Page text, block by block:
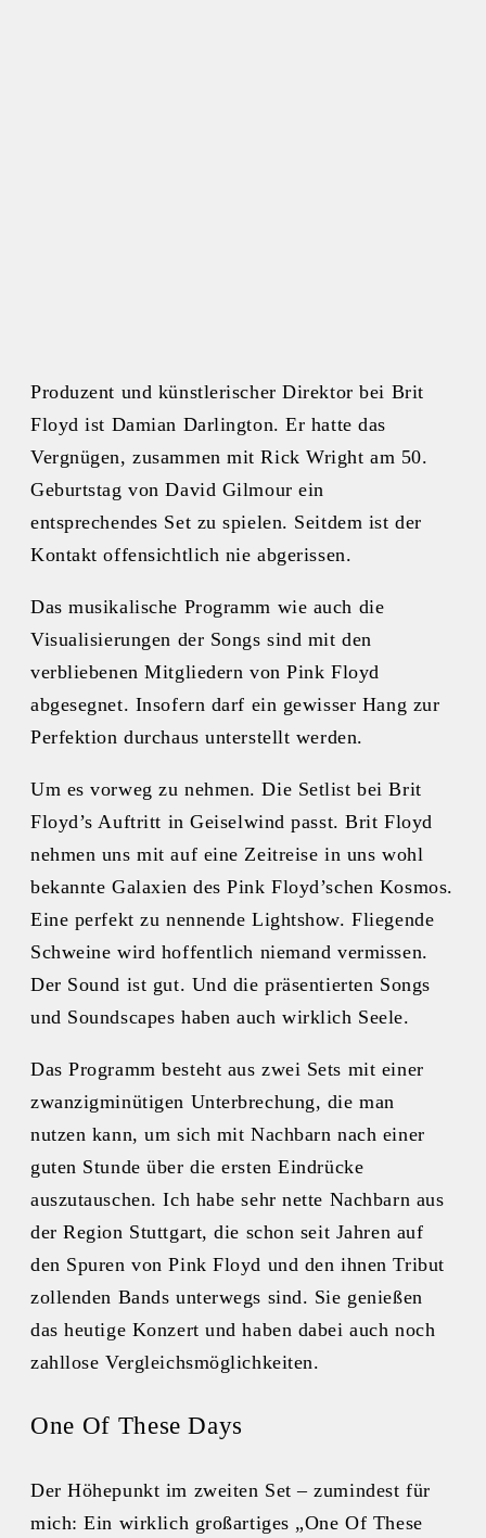
Produzent und künstlerischer Direktor bei Brit
Floyd ist Damian Darlington. Er hatte das
Vergnügen, zusammen mit Rick Wright am 50.
Geburtstag von David Gilmour ein
entsprechendes Set zu spielen. Seitdem ist der
Kontakt offensichtlich nie abgerissen.
Das musikalische Programm wie auch die
Visualisierungen der Songs sind mit den
verbliebenen Mitgliedern von Pink Floyd
abgesegnet. Insofern darf ein gewisser Hang zur
Perfektion durchaus unterstellt werden.
Um es vorweg zu nehmen. Die Setlist bei Brit
Floyd’s Auftritt in Geiselwind passt. Brit Floyd
nehmen uns mit auf eine Zeitreise in uns wohl
bekannte Galaxien des Pink Floyd’schen Kosmos.
Eine perfekt zu nennende Lightshow. Fliegende
Schweine wird hoffentlich niemand vermissen.
Der Sound ist gut. Und die präsentierten Songs
und Soundscapes haben auch wirklich Seele.
Das Programm besteht aus zwei Sets mit einer
zwanzigminütigen Unterbrechung, die man
nutzen kann, um sich mit Nachbarn nach einer
guten Stunde über die ersten Eindrücke
auszutauschen. Ich habe sehr nette Nachbarn aus
der Region Stuttgart, die schon seit Jahren auf
den Spuren von Pink Floyd und den ihnen Tribut
zollenden Bands unterwegs sind. Sie genießen
das heutige Konzert und haben dabei auch noch
zahllose Vergleichsmöglichkeiten.
One Of These Days
Der Höhepunkt im zweiten Set – zumindest für
mich: Ein wirklich großartiges „One Of These